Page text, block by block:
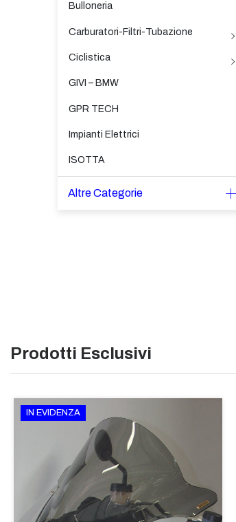
Bulloneria
Carburatori-Filtri-Tubazione
Ciclistica
GIVI – BMW
GPR TECH
Impianti Elettrici
ISOTTA
Altre Categorie
Prodotti Esclusivi
IN EVIDENZA